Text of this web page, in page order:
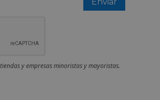
y empresas minoristas y mayoristas.